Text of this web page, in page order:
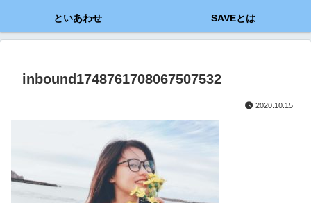
といあわせ SAVEとは
inbound1748761708067507532
2020.10.15